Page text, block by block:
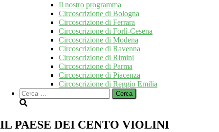
Il nostro programma
Circoscrizione di Bologna
Circoscrizione di Ferrara
Circoscrizione di Forlì-Cesena
Circoscrizione di Modena
Circoscrizione di Ravenna
Circoscrizione di Rimini
Circoscrizione di Parma
Circoscrizione di Piacenza
Circoscrizione di Reggio Emilia
Ricerca
per:
IL PAESE DEI CENTO VIOLINI